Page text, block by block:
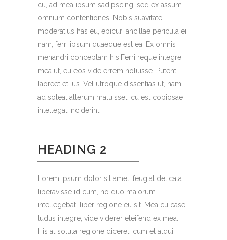
cu, ad mea ipsum sadipscing, sed ex assum
omnium contentiones. Nobis suavitate
moderatius has eu, epicuri ancillae pericula ei
nam, ferri ipsum quaeque est ea. Ex omnis
menandri conceptam his.Ferri reque integre
mea ut, eu eos vide errem noluisse. Putent
laoreet et ius. Vel utroque dissentias ut, nam
ad soleat alterum maluisset, cu est copiosae
intellegat inciderint.
HEADING 2
Lorem ipsum dolor sit amet, feugiat delicata
liberavisse id cum, no quo maiorum
intellegebat, liber regione eu sit. Mea cu case
ludus integre, vide viderer eleifend ex mea.
His at soluta regione diceret, cum et atqui